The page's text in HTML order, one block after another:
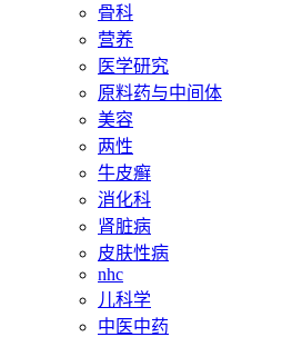
骨科
营养
医学研究
原料药与中间体
美容
两性
牛皮癣
消化科
肾脏病
皮肤性病
nhc
儿科学
中医中药